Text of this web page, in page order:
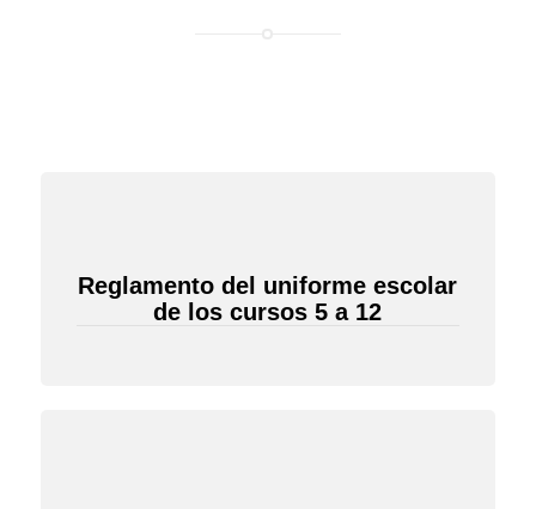
Reglamento del uniforme escolar
de los cursos 5 a 12